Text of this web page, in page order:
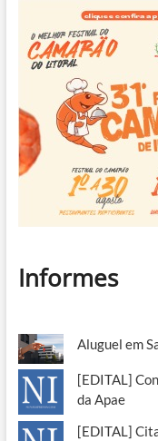
Informes
Aluguel em
[EDITAL]
da Apae
[EDITAL]